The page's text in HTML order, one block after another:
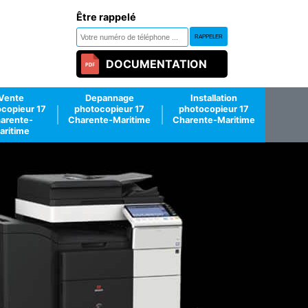
Être rappelé
DOCUMENTATION
17
Depannage
photocopieur 17
Charente-Maritime
Installation
photocopieur 17
Charente-Maritime